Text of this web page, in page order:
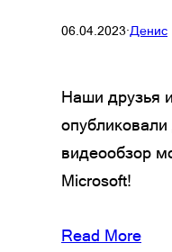
06.04.2023·Денис
Наши друзья
видеообзор
Microsoft!
Read More